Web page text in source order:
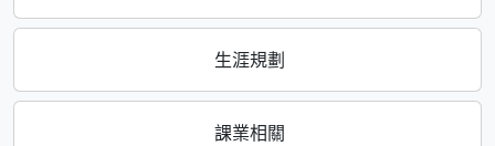
生涯規劃
課業相關